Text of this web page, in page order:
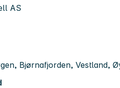
AS
Bjørnafjorden, Vestland,